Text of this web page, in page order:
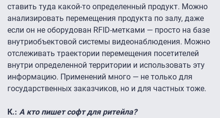
ставить туда какой-то определенный продукт. Можно
анализировать перемещения продукта по залу, даже
если он не оборудован RFID-метками — просто на базе
внутриобъектовой системы видеонаблюдения. Можно
отслеживать траектории перемещения посетителей
внутри определенной территории и использовать эту
информацию. Применений много — не только для
государственных заказчиков, но и для частных тоже.
К.: А кто пишет софт для ритейла?